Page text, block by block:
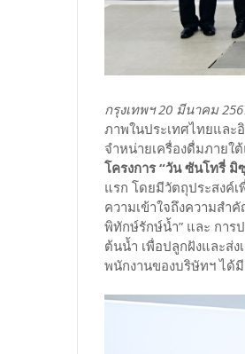
กรุงเทพฯ 20 มีนาคม
ภาพในประเทศไทยและ
จำหน่ายเครื่องดื่มภายใ
โครงการ “วัน ซันโทรี่
แรก โดยมีวัตถุประสงค์
ความเข้าใจถึงความสำ
พิทักษ์รักษ์น้ำ” และ การ
ต้นน้ำ เพื่อปลูกฝังและส่
พนักงานของบริษัทฯ ได้